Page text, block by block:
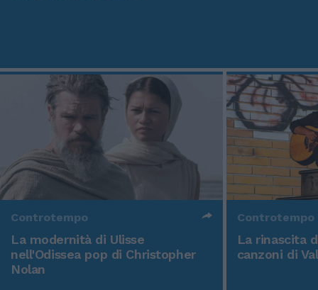
Controtempo
La modernità di Ulisse
nell'Odissea pop di Christopher
Nolan
Controtempo
La rinascita
canzoni di